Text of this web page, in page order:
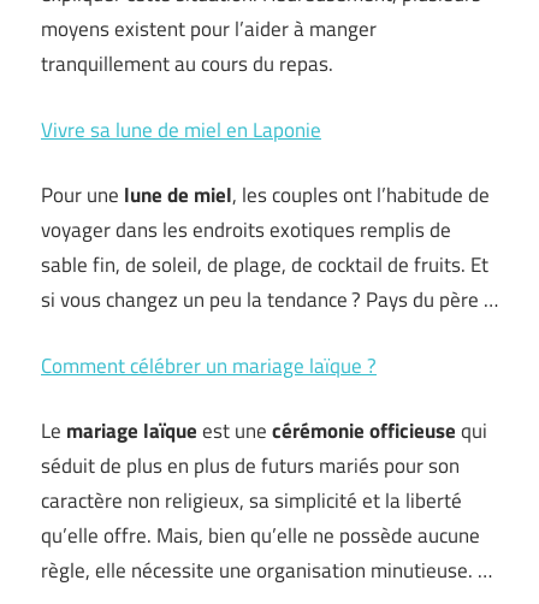
moyens existent pour l’aider à manger
tranquillement au cours du repas.
Vivre sa lune de miel en Laponie
Pour une lune de miel, les couples ont l’habitude de
voyager dans les endroits exotiques remplis de
sable fin, de soleil, de plage, de cocktail de fruits. Et
si vous changez un peu la tendance ? Pays du père …
Comment célébrer un mariage laïque ?
Le mariage laïqueest unecérémonie officieusequi
séduit de plus en plus de futurs mariés pour son
caractère non religieux, sa simplicité et la liberté
qu’elle offre. Mais, bien qu’elle ne possède aucune
règle, elle nécessite une organisation minutieuse. …